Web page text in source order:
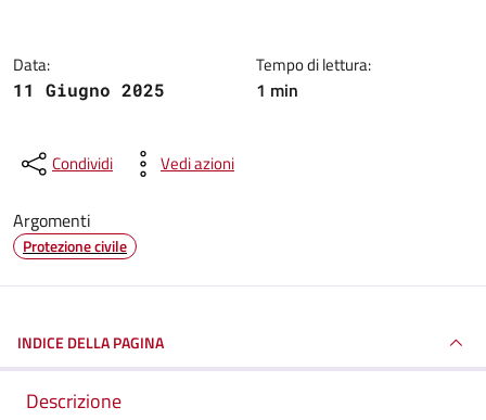
Data:
11 Giugno 2025
Tempo di lettura:
1 min
Condividi Vedi azioni
Argomenti
Protezione civile
INDICE DELLA PAGINA
Descrizione